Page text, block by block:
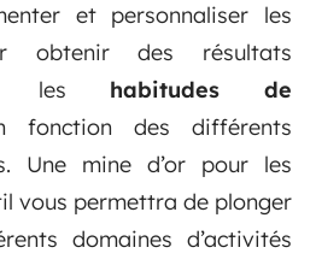
et personnaliser les
obtenir des résultats
les habitudes de
fonction des différents
Une mine d’or pour les
vous permettra de plonger
domaines d’activités